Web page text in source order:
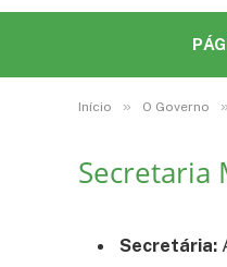
Início » O Governo »
Secretaria
Secretária: